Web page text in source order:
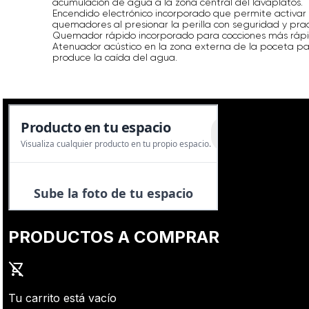
Encendido electrónico incorporado que permite
quemadores al presionar la perilla con seguridad y
Quemador rápido incorporado para cocciones más
Atenuador acústico en la zona externa de la poceta
produce la caída del agua.